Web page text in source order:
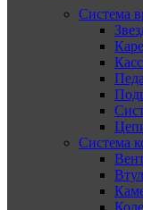
Система
Система